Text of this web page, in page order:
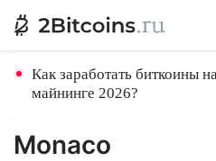
Как заработать биткоины
майнинге 2026?
Monaco